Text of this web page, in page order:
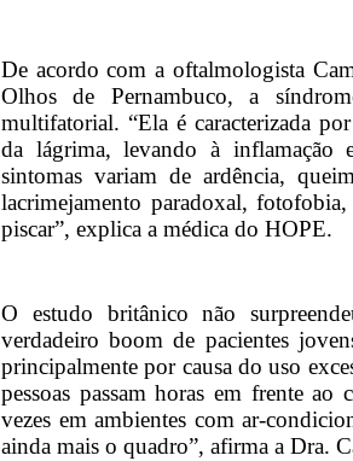
De acordo com a oftalmologista
Olhos de Pernambuco, a
multifatorial. “Ela é caracterizada
da lágrima, levando à inflamação
sintomas variam de ardência,
lacrimejamento paradoxal,
piscar”, explica a médica do HOPE.
O estudo britânico não
verdadeiro boom de pacientes
principalmente por causa do uso
pessoas passam horas em frente
vezes em ambientes com ar-
ainda mais o quadro”, afirma a Dra.